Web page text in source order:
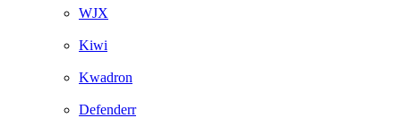
WJX
Kiwi
Kwadron
Defenderr